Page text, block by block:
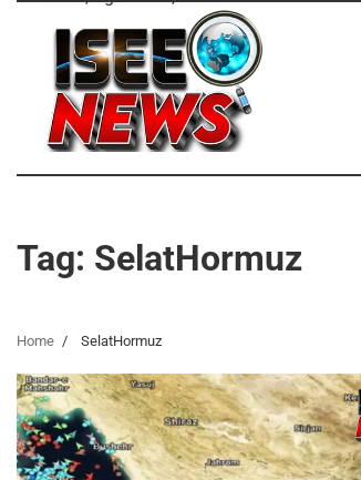
content
Tag: SelatHormuz
Home SelatHormuz